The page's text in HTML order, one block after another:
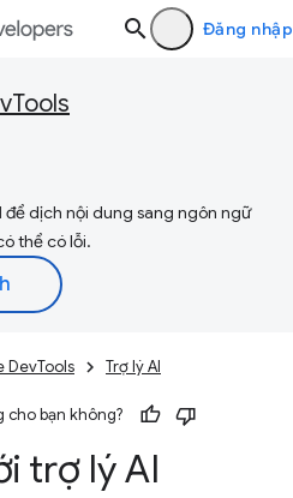
Đăng nhập
dịch nội dung sang ngôn ngữ
thể có lỗi.
DevTools Trợ lý AI
cho bạn không?
trợ lý AI